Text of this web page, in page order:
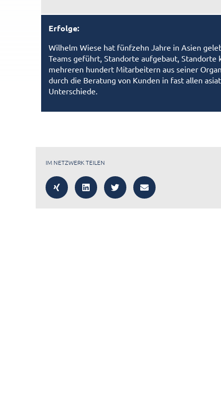
Erfolge:
Wilhelm Wiese hat fünfzehn Jahre in Asien
Teams geführt, Standorte aufgebaut,
mehreren hundert Mitarbeitern aus seiner
durch die Beratung von Kunden in fast allen
Unterschiede.
IM NETZWERK TEILEN